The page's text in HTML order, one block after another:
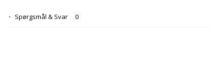
Spørgsmål & Svar